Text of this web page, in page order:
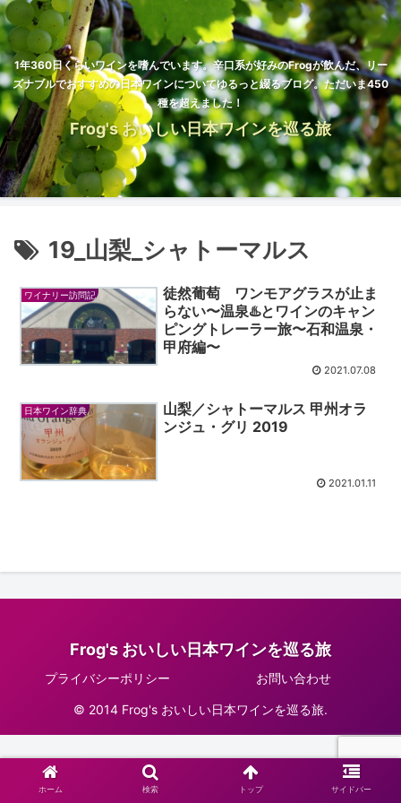
1年360日くらいワインを嗜んでいます。辛口系が好みのFrogが飲んだ、リー
ズナブルでおすすめの日本ワインについてゆるっと綴るブログ。ただいま450
種を超えました！
Frog's おいしい日本ワインを巡る旅
19_山梨_シャトーマルス
ワイナリー訪問記
徒然葡萄 ワンモアグラスが止ま
らない〜温泉♨️とワインのキャン
ピングトレーラー旅〜石和温泉・
甲府編〜
2021.07.08
日本ワイン辞典
山梨／シャトーマルス 甲州オラ
ンジュ・グリ 2019
2021.01.11
Frog's おいしい日本ワインを巡る旅
プライバシーポリシー お問い合わせ
© 2014 Frog's おいしい日本ワインを巡る旅.
ホーム 検索 トップ サイドバー